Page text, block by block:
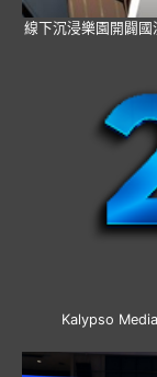
線下沉浸樂園開闢
Kalypso